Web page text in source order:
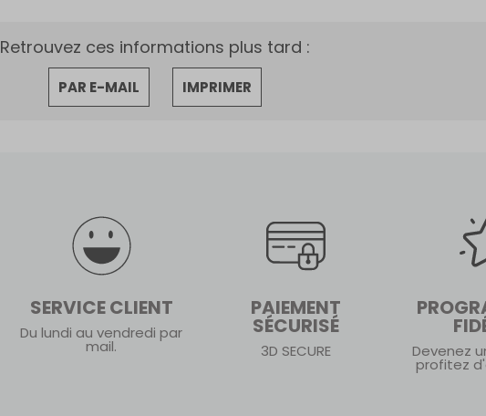
Retrouvez ces informations plus tard :
PAR E-MAIL IMPRIMER
SERVICE CLIENT
Du lundi au vendredi par
mail.
PAIEMENT
SÉCURISÉ
3D SECURE Devenez
profitez